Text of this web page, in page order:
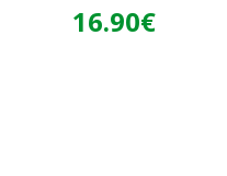
16.90€